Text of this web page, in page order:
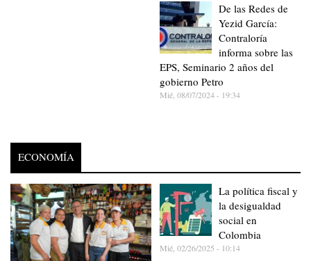
De las Redes de
Yezid García:
Contraloría
informa sobre las
EPS, Seminario 2 años del
gobierno Petro
Mié, 08/07/2024 - 19:34
ECONOMÍA
La política fiscal y
la desigualdad
social en
Colombia
Mié, 02/26/2025 - 10:14